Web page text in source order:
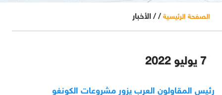
الصفحة الرئيسية / / الأخبار
7 يوليو 2022
رئيس المقاولون العرب يزور مشروعات الكونغو